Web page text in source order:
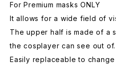
For Premium masks ONLY
It allows for a wide field of
The upper half is made of a
the cosplayer can see out of.
Easily replaceable to